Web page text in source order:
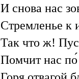
И снова нас
Стремленье к
Так что ж!
Помчит нас